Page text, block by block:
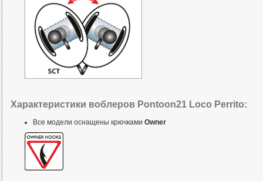
Характеристики воблеров Pontoon21 Loco Perrito:
Все модели оснащены крючками Owner